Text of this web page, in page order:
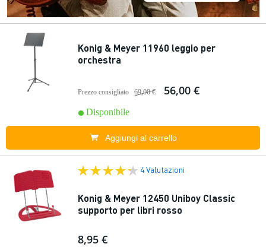
Konig & Meyer 11960 leggio per
orchestra
Prezzo consigliato 69,00 € 56,00 €
Disponibile
Aggiungi al carrello
4 Valutazioni
Konig & Meyer 12450 Uniboy Classic
supporto per libri rosso
8,95 €